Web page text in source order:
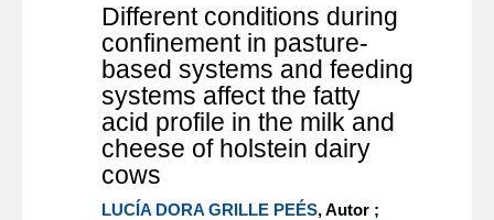
Different conditions during
confinement in pasture-
based systems and feeding
systems affect the fatty
acid profile in the milk and
cheese of holstein dairy
cows
LUCÍA DORA GRILLE PEÉS, Autor ;